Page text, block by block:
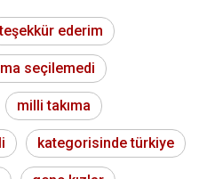
teşekkür ederim
seçilemedi
milli takıma
kategorisinde türkiye